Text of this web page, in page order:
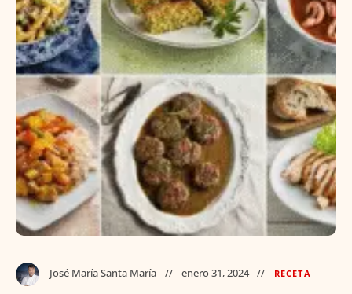
José María Santa María enero 31, 2024 RECETA